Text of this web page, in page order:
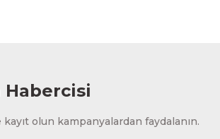
Habercisi
olun kampanyalardan faydalanın.